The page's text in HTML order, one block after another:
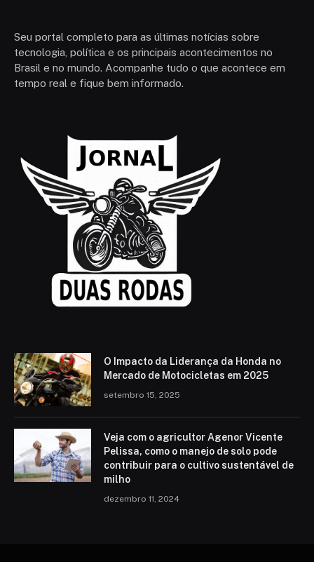
Seu portal completo para as últimas notícias sobre
tecnologia, política e os principais acontecimentos no
Brasil e no mundo. Acompanhe tudo o que acontece em
tempo real e fique bem informado.
O Impacto da Liderança da Honda no
Mercado de Motocicletas em 2025
setembro 15, 2025
Veja com o agricultor Agenor Vicente
Pelissa, como o manejo de solo pode
contribuir para o cultivo sustentável de
milho
dezembro 11, 2024